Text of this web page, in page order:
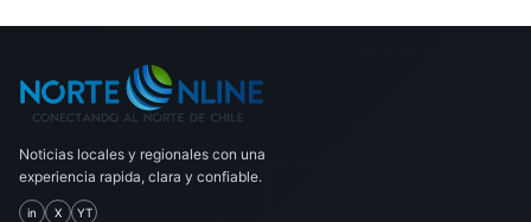
Noticias locales y regionales con una
experiencia rapida, clara y confiable.
in X YT